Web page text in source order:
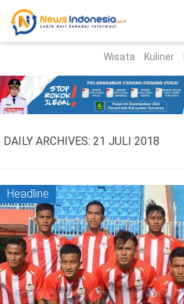
Parlemen
Nasional
Peristiwa
Hukum Kriminal
Korupsi
Wisata Kuliner
DAILY ARCHIVES: 21 JULI 2018
Headline